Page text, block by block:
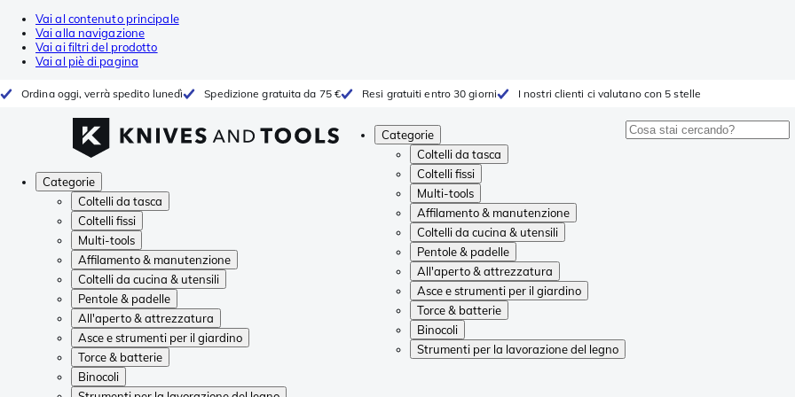
Vai al contenuto principale
Vai alla navigazione
Vai ai filtri del prodotto
Vai al piè di pagina
Ordina oggi, verrà spedito lunedì Spedizione gratuita da 75 € Resi gratuiti entro 30 giorni I nostri clienti ci valutano con 5 stelle
Categorie
Coltelli da tasca
Coltelli fissi
Multi-tools
Affilamento & manutenzione
Coltelli da cucina & utensili
Pentole & padelle
All'aperto & attrezzatura
Asce e strumenti per il giardino
Torce & batterie
Binocoli
Strumenti per la lavorazione del legno
Categorie
Coltelli da tasca
Coltelli fissi
Multi-tools
Affilamento & manutenzione
Coltelli da cucina & utensili
Pentole & padelle
All'aperto & attrezzatura
Asce e strumenti per il giardino
Torce & batterie
Binocoli